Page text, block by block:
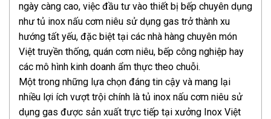
ngày càng cao, việc đầu tư vào thiết bị bếp chuyên dụng
như tủ inox nấu cơm niêu sử dụng gas trở thành xu
hướng tất yếu, đặc biệt tại các nhà hàng chuyên món
Việt truyền thống, quán cơm niêu, bếp công nghiệp hay
các mô hình kinh doanh ẩm thực theo chuỗi.
Một trong những lựa chọn đáng tin cậy và mang lại
nhiều lợi ích vượt trội chính là tủ inox nấu cơm niêu sử
dụng gas được sản xuất trực tiếp tại xưởng Inox Việt